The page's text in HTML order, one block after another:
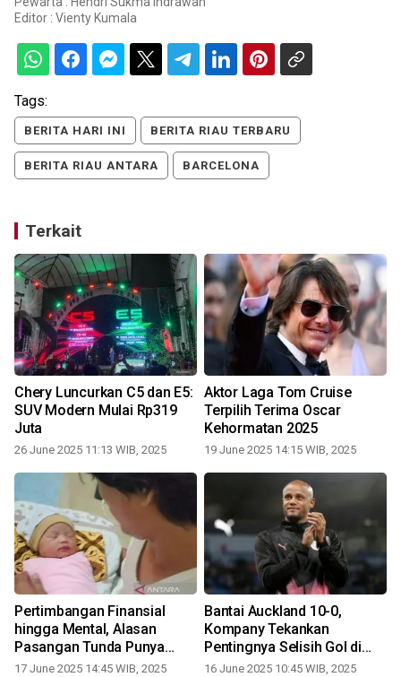
Editor : Vienty Kumala
Tags:
BERITA HARI INI BERITA RIAU TERBARU
BERITA RIAU ANTARA BARCELONA
Terkait
Chery Luncurkan C5 dan E5:
SUV Modern Mulai Rp319
Juta
26 June 2025 11:13 WIB, 2025
Aktor Laga Tom Cruise
Terpilih Terima Oscar
Kehormatan 2025
19 June 2025 14:15 WIB, 2025
Pertimbangan Finansial
hingga Mental, Alasan
Pasangan Tunda Punya
Anak
17 June 2025 14:45 WIB, 2025
Bantai Auckland 10-0,
Kompany Tekankan
Pentingnya Selisih Gol di
Grup Berat
16 June 2025 10:45 WIB, 2025